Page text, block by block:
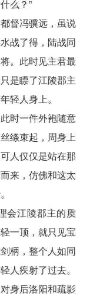
么？”
督冯骥远，虽说
战了得，陆战同
。此时见主君最
是瞟了江陵郡主
轻人身上。
时一件外袍随意
绦束起，周身上
人仅仅是站在那
来，仿佛和这太
会江陵郡主的质
一顶，就只见宝
柄，整个人如同
人疾射了过去。
身后洛阳和疏影